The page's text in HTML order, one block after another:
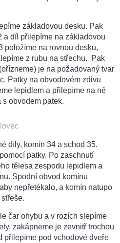
základovou desku. Pak
a díl přilepíme na základovou
položíme na rovnou desku,
z rubu na střechu. Pak
je na požadovaný tvar
Patky na obvodovém zdivu
lepidlem a přilepíme na ně
obvodem patek.
díly, komín 34 a schod 35.
patky. Po zaschnutí
tělesa zespodu lepidlem a
Spodní obvod komínu
nepřetékalo, a komín natupo
čar ohybu a v rozích slepíme
zakápneme je zevnitř trochou
přilepíme pod vchodové dveře